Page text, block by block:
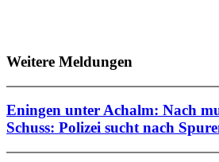
Weitere Meldungen
Eningen unter Achalm: Nach
Schuss: Polizei sucht nach